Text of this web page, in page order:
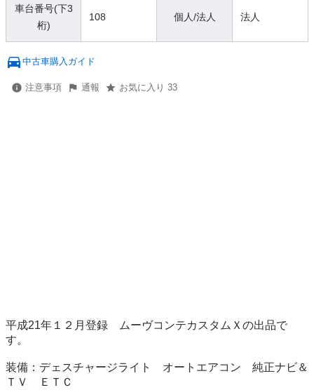
車台番号(下3
桁)
108 個人/法人 法人
中古車購入ガイド
注意事項 通報 お気に入り 33
平成21年１２月登録　ムーヴコンテカスタムＸの出品で
す。
装備：デェスチャージライト　オートエアコン　純正ナビ＆
ＴＶ　ＥＴＣ